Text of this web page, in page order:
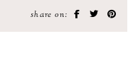
share on: